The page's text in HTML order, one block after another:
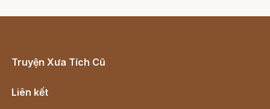
Truyện Xưa Tích Cũ
Liên kết